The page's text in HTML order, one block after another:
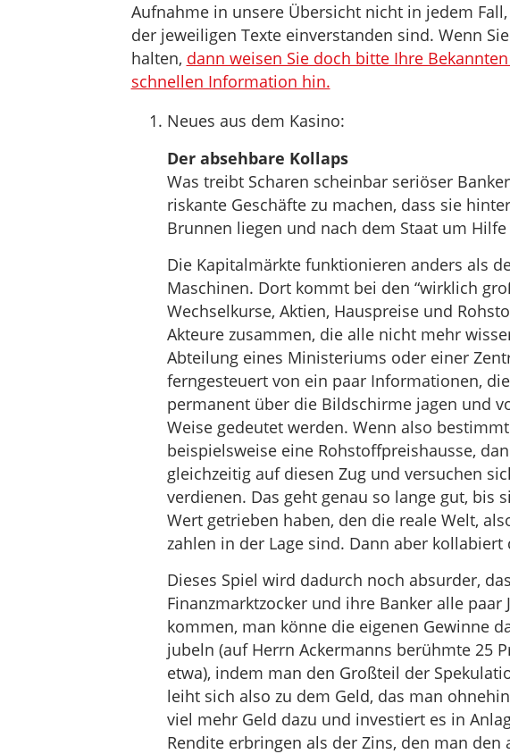
Aufnahme in unsere Übersicht nicht in jedem
der jeweiligen Texte einverstanden sind. Wenn
halten, dann weisen Sie doch bitte Ihre
schnellen Information hin.
Neues aus dem Kasino:
Der absehbare Kollaps
Was treibt Scharen scheinbar seriöser
riskante Geschäfte zu machen, dass sie
Brunnen liegen und nach dem Staat um Hilfe
Die Kapitalmärkte funktionieren anders als
Maschinen. Dort kommt bei den “wirklich
Wechselkurse, Aktien, Hauspreise und
Akteure zusammen, die alle nicht mehr
Abteilung eines Ministeriums oder einer
ferngesteuert von ein paar Informationen,
permanent über die Bildschirme jagen und
Weise gedeutet werden. Wenn also
beispielsweise eine Rohstoffpreishausse,
gleichzeitig auf diesen Zug und versuchen
verdienen. Das geht genau so lange gut, bis
Wert getrieben haben, den die reale Welt,
zahlen in der Lage sind. Dann aber kollabiert
Dieses Spiel wird dadurch noch absurder,
Finanzmarktzocker und ihre Banker alle paar
kommen, man könne die eigenen Gewinne
jubeln (auf Herrn Ackermanns berühmte 25
etwa), indem man den Großteil der
leiht sich also zu dem Geld, das man
viel mehr Geld dazu und investiert es in
Rendite erbringen als der Zins, den man den